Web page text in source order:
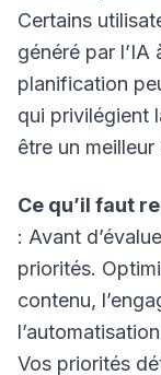
Certains
généré par l’IA
planification
qui privilégient
être un meilleur
Ce qu’il faut
: Avant
priorités.
contenu,
Vos priorités